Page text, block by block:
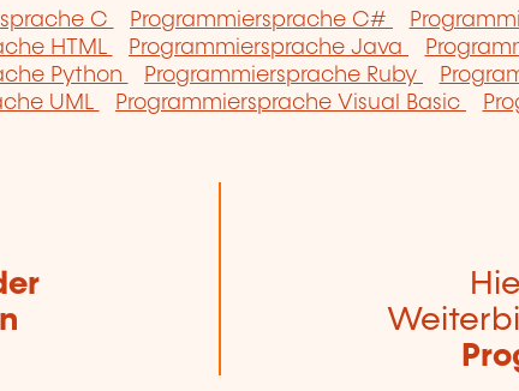
C Programmiersprache C#
HTML Programmiersprache Java
Python Programmiersprache Ruby
UML Programmiersprache Visual Basic